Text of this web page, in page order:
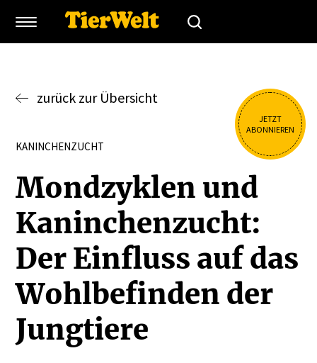
JETZT
ABONNIEREN
zurück zur Übersicht
KANINCHENZUCHT
Mondzyklen und
Kanin­chen­zucht:
Der Einfluss auf das
Wohlbe­finden der
Jungtiere